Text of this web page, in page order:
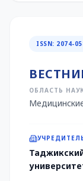
ISSN: 2074-
ОБЛАСТЬ